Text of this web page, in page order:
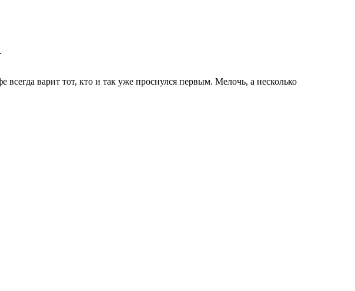
варит тот, кто и так уже проснулся первым. Мелочь, а несколько